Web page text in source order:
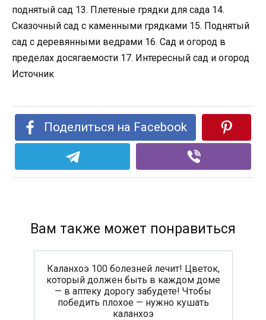
поднятый сад 13. Плетеные грядки для сада 14.
Сказочный сад с каменными грядками 15. Поднятый
сад с деревянными ведрами 16. Сад и огород в
пределах досягаемости 17. Интересный сад и огород
Источник
Поделиться на Facebook
Вам также может понравиться
Каланхоэ 100 болезней лечит! Цветок,
который должен быть в каждом доме
— в аптеку дорогу забудете! Чтобы
победить плохое — нужно кушать
каланхоэ